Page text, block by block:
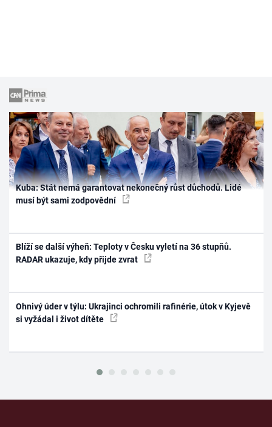
Kuba: Stát nemá garantovat nekonečný růst důchodů. Lidé
musí být sami zodpovědní
Blíží se další výheň: Teploty v Česku vyletí na 36 stupňů.
RADAR ukazuje, kdy přijde zvrat
Ohnivý úder v týlu: Ukrajinci ochromili rafinérie, útok v Kyjevě
si vyžádal i život dítěte